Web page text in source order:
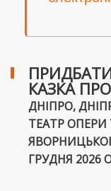
ПРИДБАТИ
КАЗКА
ДНІПРО,
ТЕАТР ОПЕРИ
ГРУДНЯ 2026